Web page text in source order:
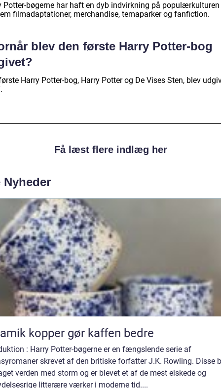
Potter-bøgerne har haft en dyb indvirkning på populærkulturen
filmadaptationer, merchandise, temaparker og fanfiction.
blev den første Harry Potter-bog
Harry Potter-bog, Harry Potter og De Vises Sten, blev
Få læst flere indlæg her
Nyheder
kopper gør kaffen bedre
: Harry Potter-bøgerne er en fængslende serie af
skrevet af den britiske forfatter J.K. Rowling. Disse
verden med storm og er blevet et af de mest elskede og
litterære værker i moderne tid....